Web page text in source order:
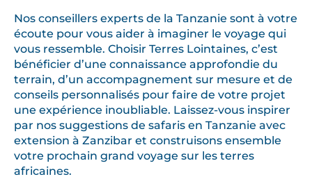
Nos conseillers experts de la Tanzanie sont à votre
écoute pour vous aider à imaginer le voyage qui
vous ressemble. Choisir Terres Lointaines, c’est
bénéficier d’une connaissance approfondie du
terrain, d’un accompagnement sur mesure et de
conseils personnalisés pour faire de votre projet
une expérience inoubliable. Laissez-vous inspirer
par nos suggestions de safaris en Tanzanie avec
extension à Zanzibar et construisons ensemble
votre prochain grand voyage sur les terres
africaines.